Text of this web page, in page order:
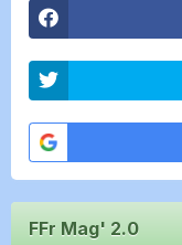
FFr Mag' 2.0